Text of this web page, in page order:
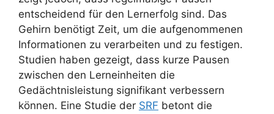
entscheidend für den Lernerfolg sind. Das
Gehirn benötigt Zeit, um die aufgenommenen
Informationen zu verarbeiten und zu festigen.
Studien haben gezeigt, dass kurze Pausen
zwischen den Lerneinheiten die
Gedächtnisleistung signifikant verbessern
können. Eine Studie der SRF betont die